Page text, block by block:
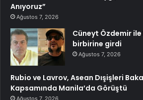
Anıyoruz”
Ağustos 7, 2026
Cüneyt Özdemir
birbirine girdi
Ağustos 7, 2026
Rubio ve Lavrov, Asean Dışişleri
Kapsamında Manila’da Görüştü
Ağustos 7, 2026